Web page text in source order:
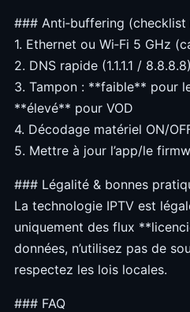
### Anti‑buffering (checklist
1. Ethernet ou Wi‑Fi 5 GHz
2. DNS rapide (1.1.1.1 / 8.8.8.8)
3. Tampon : **faible** pour
**élevé** pour VOD
4. Décodage matériel ON/
5. Mettre à jour l’app/le
### Légalité & bonnes
La technologie IPTV est
uniquement des flux
données, n’utilisez pas de
respectez les lois locales.
### FAQ